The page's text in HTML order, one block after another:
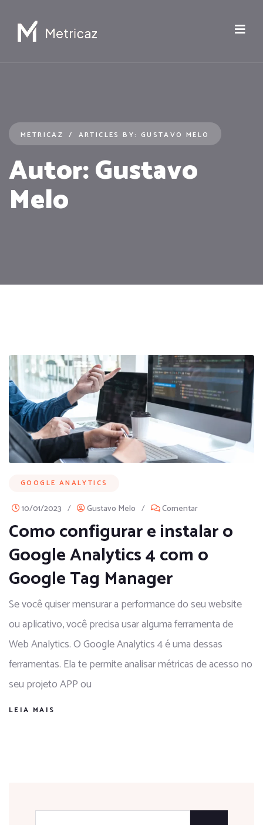
METRICAZ ARTICLES BY: GUSTAVO MELO
Autor:Gustavo
Melo
GOOGLE ANALYTICS
10/01/2023 / Gustavo Melo / Comentar
Como configurar e instalar o
Google Analytics 4 com o
Google Tag Manager
Se você quiser mensurar a performance do seu website
ou aplicativo, você precisa usar alguma ferramenta de
Web Analytics. O Google Analytics 4 é uma dessas
ferramentas. Ela te permite analisar métricas de acesso no
seu projeto APP ou
LEIA MAIS